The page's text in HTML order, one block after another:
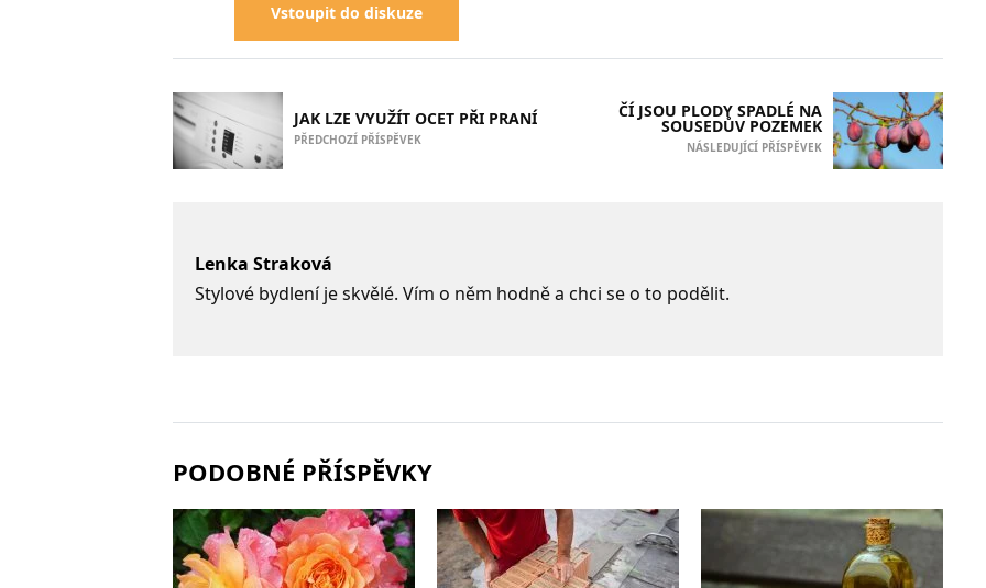
Vstoupit do diskuze
JAK LZE VYUŽÍT OCET PŘI PRANÍ
PŘEDCHOZÍ PŘÍSPĚVEK
ČÍ JSOU PLODY SPADLÉ NA
SOUSEDŮV POZEMEK
NÁSLEDUJÍCÍ PŘÍSPĚVEK
Lenka Straková
Stylové bydlení je skvělé. Vím o něm hodně a chci se o to podělit.
PODOBNÉ PŘÍSPĚVKY